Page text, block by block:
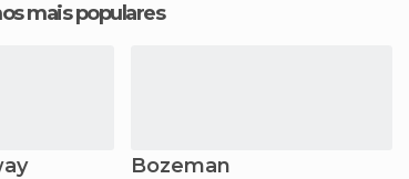
mais populares
Bozeman